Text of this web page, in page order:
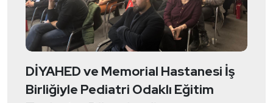
DİYAHED ve Memorial Hastanesi İş
Birliğiyle Pediatri Odaklı Eğitim